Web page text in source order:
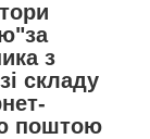
з
зі складу
поштою